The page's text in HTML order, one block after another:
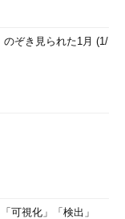
のぞき見られた1月 (1/
可視化」「検出」